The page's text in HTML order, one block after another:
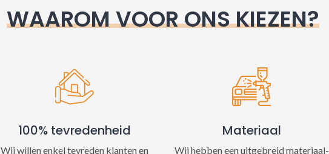
WAAROM VOOR ONS KIEZEN?
100% tevredenheid
Wij willen enkel tevreden klanten en
Materiaal
Wij hebben een uitgebreid materiaal-